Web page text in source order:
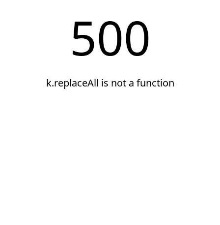
500
k.replaceAll is not a function